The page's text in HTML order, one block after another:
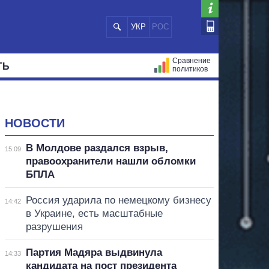
УКР РОС
Сравнение
политиков
НОВОСТИ
15:09
В Молдове раздался взрыв,
правоохранители нашли обломки
БПЛА
14:42
Россия ударила по немецкому бизнесу
в Украине, есть масштабные
разрушения
14:33
Партия Мадяра выдвинула
кандидата на пост президента